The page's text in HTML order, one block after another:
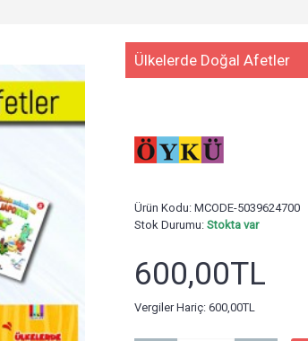
Ülkelerde Doğal Afetler
Ürün Kodu: MCODE-5039624700
Stok Durumu: Stokta var
600,00TL
Vergiler Hariç: 600,00TL